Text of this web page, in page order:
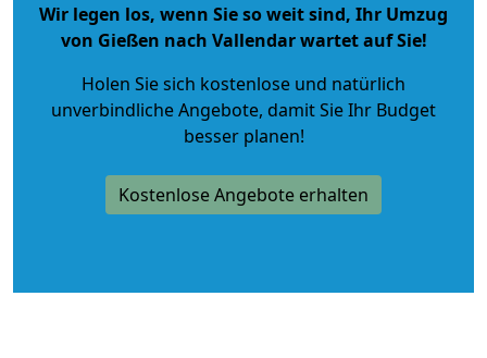
Wir legen los, wenn Sie so weit sind, Ihr Umzug
von Gießen nach Vallendar wartet auf Sie!
Holen Sie sich kostenlose und natürlich
unverbindliche Angebote, damit Sie Ihr Budget
besser planen!
Kostenlose Angebote erhalten